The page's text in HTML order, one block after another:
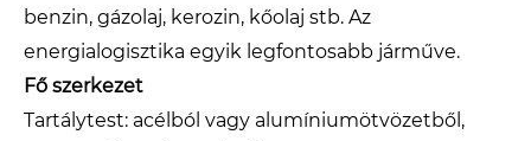
benzin, gázolaj, kerozin, kőolaj stb. Az
energialogisztika egyik legfontosabb járműve.
Fő szerkezet
Tartálytest: acélból vagy alumíniumötvözetből,